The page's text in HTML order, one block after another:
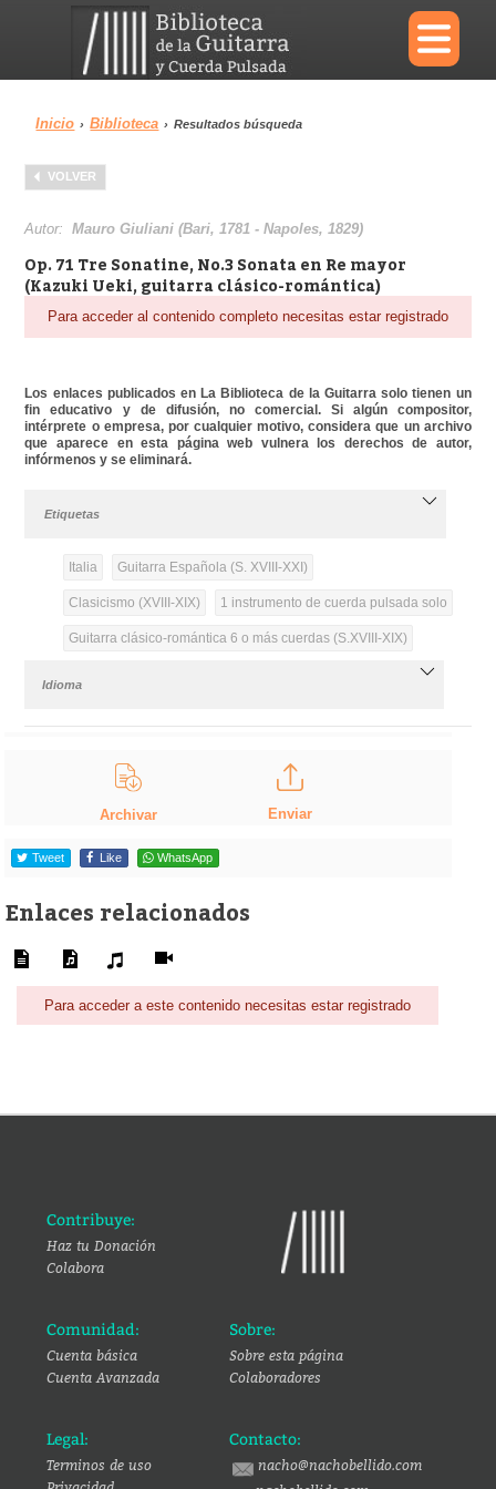
×
Menu
Biblioteca Diccionario
Área personal Reproductor
Inicio › Biblioteca › Resultados búsqueda
VOLVER
Autor:Mauro Giuliani (Bari, 1781 - Napoles, 1829)
Op. 71 Tre Sonatine, No.3 Sonata en Re mayor
(Kazuki Ueki, guitarra clásico-romántica)
Para acceder al contenido completo necesitas estar registrado
Los enlaces publicados en La Biblioteca de la Guitarra solo tienen un
fin educativo y de difusión, no comercial. Si algún compositor,
intérprete o empresa, por cualquier motivo, considera que un archivo
que aparece en esta página web vulnera los derechos de autor,
infórmenos y se eliminará.
Etiquetas
Italia Guitarra Española (S. XVIII-XXI)
Clasicismo (XVIII-XIX) 1 instrumento de cuerda pulsada solo
Guitarra clásico-romántica 6 o más cuerdas (S.XVIII-XIX)
Idioma
Archivar Enviar
Tweet Like WhatsApp
Enlaces relacionados
Para acceder a este contenido necesitas estar registrado
Contribuye:
Haz tu Donación
Colabora
Comunidad:
Cuenta básica
Cuenta Avanzada
Sobre:
Sobre esta página
Colaboradores
Legal:
Terminos de uso
Contacto:
nacho@nachobellido.com